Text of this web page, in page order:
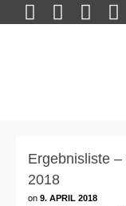
Ergebnisliste
2018
on 9. APRIL 2018